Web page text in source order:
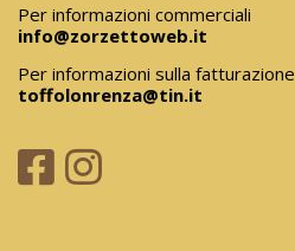
Per informazioni commerciali
info@zorzettoweb.it
Per informazioni sulla fatturazione
toffolonrenza@tin.it